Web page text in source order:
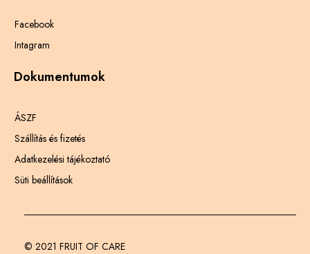
Facebook
Intagram
Dokumentumok
ÁSZF
Szállítás és fizetés
Adatkezelési tájékoztató
Süti beállítások
© 2021 FRUIT OF CARE